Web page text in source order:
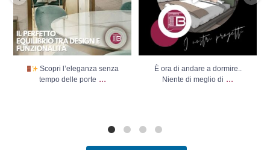
Scopri l’eleganza senza
tempo delle porte ...
È ora di andare a dormire..
Niente di meglio di ...